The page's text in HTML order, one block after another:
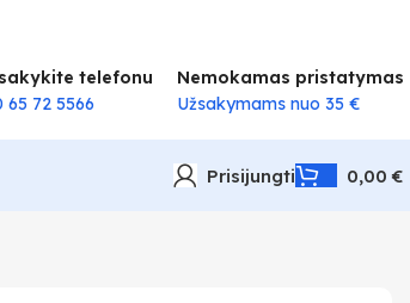
telefonu
65 72 5566
Nemokamas pristatymas
Užsakymams nuo 35 €
Prisijungti 0,00€